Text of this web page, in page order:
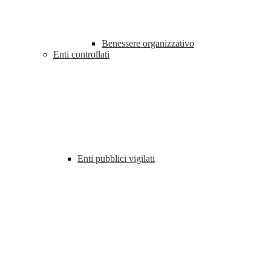
Benessere organizzativo
Enti controllati
Enti pubblici vigilati